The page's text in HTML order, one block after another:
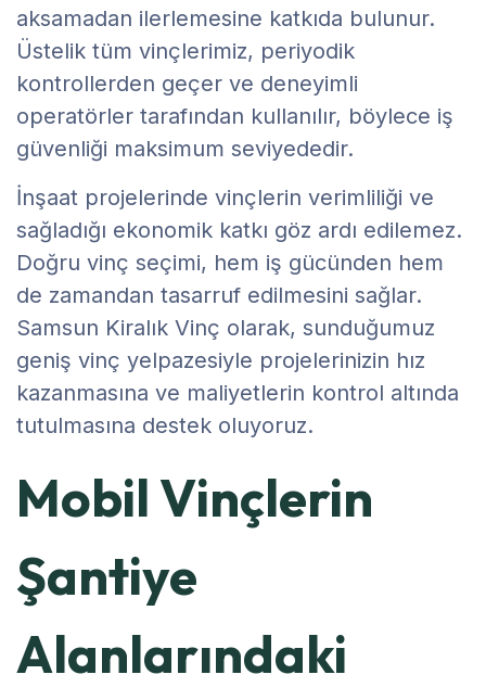
aksamadan ilerlemesine katkıda bulunur.
Üstelik tüm vinçlerimiz, periyodik
kontrollerden geçer ve deneyimli
operatörler tarafından kullanılır, böylece iş
güvenliği maksimum seviyededir.
İnşaat projelerinde vinçlerin verimliliği ve
sağladığı ekonomik katkı göz ardı edilemez.
Doğru vinç seçimi, hem iş gücünden hem
de zamandan tasarruf edilmesini sağlar.
Samsun Kiralık Vinç olarak, sunduğumuz
geniş vinç yelpazesiyle projelerinizin hız
kazanmasına ve maliyetlerin kontrol altında
tutulmasına destek oluyoruz.
Mobil Vinçlerin
Şantiye
Alanlarındaki